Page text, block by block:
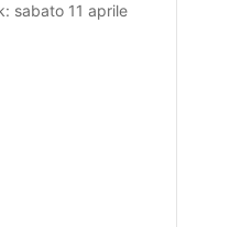
sabato 11 aprile